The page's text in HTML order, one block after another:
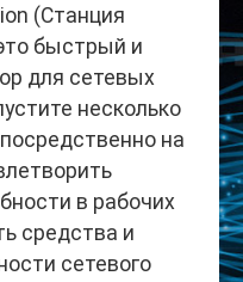
(Станция
быстрый и
для сетевых
несколько
на
в рабочих
средства и
сетевого